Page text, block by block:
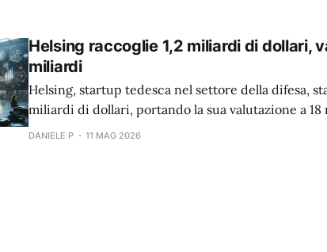
Helsing raccoglie 1,2 miliardi di dollari,
miliardi
Helsing, startup tedesca nel settore della difesa,
miliardi di dollari, portando la sua valutazione a
DANIELE P 11 MAG 2026